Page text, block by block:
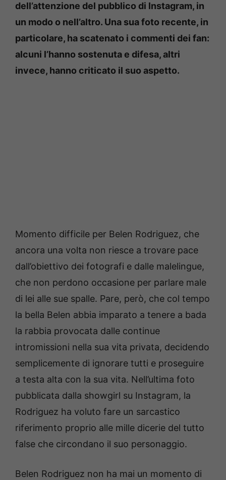
dell’attenzione del pubblico di Instagram, in
un modo o nell’altro. Una sua foto recente, in
particolare, ha scatenato i commenti dei fan:
alcuni l’hanno sostenuta e difesa, altri
invece, hanno criticato il suo aspetto.
Momento difficile per Belen Rodriguez, che
ancora una volta non riesce a trovare pace
dall’obiettivo dei fotografi e dalle malelingue,
che non perdono occasione per parlare male
di lei alle sue spalle. Pare, però, che col tempo
la bella Belen abbia imparato a tenere a bada
la rabbia provocata dalle continue
intromissioni nella sua vita privata, decidendo
semplicemente di ignorare tutti e proseguire
a testa alta con la sua vita. Nell’ultima foto
pubblicata dalla showgirl su Instagram, la
Rodriguez ha voluto fare un sarcastico
riferimento proprio alle mille dicerie del tutto
false che circondano il suo personaggio.
Belen Rodriguez non ha mai un momento di